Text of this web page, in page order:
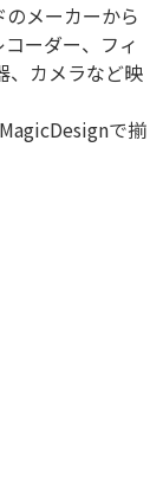
メーカーから
ーダー、フィ
、カメラなど映
で揃